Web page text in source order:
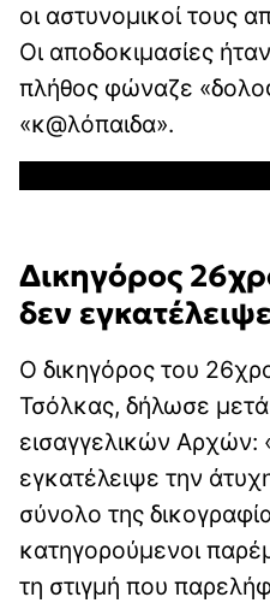
οι αστυνομικοί τους
Οι αποδοκιμασίες
πλήθος φώναζε
«κ@λόπαιδα».
Δικηγόρος
δεν
Ο δικηγόρος του
Τσόλκας, δήλωσε
εισαγγελικών Αρχών:
εγκατέλειψε την
σύνολο της
κατηγορούμενοι
τη στιγμή που